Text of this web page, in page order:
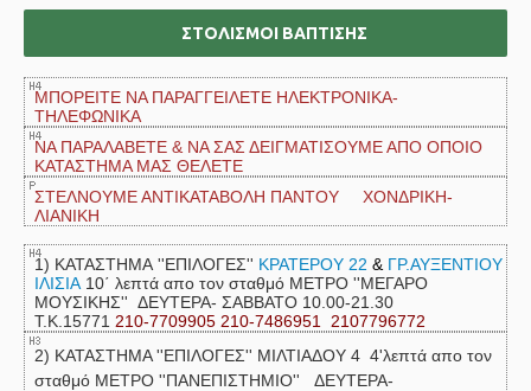
ΣΤΟΛΙΣΜΟΙ ΒΑΠΤΙΣΗΣ
ΜΠΟΡΕΙΤΕ ΝΑ ΠΑΡΑΓΓΕΙΛΕΤΕ ΗΛΕΚΤΡΟΝΙΚΑ-
ΤΗΛΕΦΩΝΙΚΑ
ΝΑ ΠΑΡΑΛΑΒΕΤΕ & ΝΑ ΣΑΣ ΔΕΙΓΜΑΤΙΣΟΥΜΕ ΑΠΟ ΟΠΟΙΟ
ΚΑΤΑΣΤΗΜΑ ΜΑΣ ΘΕΛΕΤΕ
ΣΤΕΛΝΟΥΜΕ ΑΝΤΙΚΑΤΑΒΟΛΗ ΠΑΝΤΟΥ ΧΟΝΔΡΙΚΗ-
ΛΙΑΝΙΚΗ
1) ΚΑΤΑΣΤΗΜΑ ''ΕΠΙΛΟΓΕΣ'' ΚΡΑΤΕΡΟΥ 22 & ΓΡ.ΑΥΞΕΝΤΙΟΥ
ΙΛΙΣΙΑ 10΄ λεπτά απο τον σταθμό ΜΕΤΡΟ ''ΜΕΓΑΡΟ
ΜΟΥΣΙΚΗΣ'' ΔΕΥΤΕΡΑ- ΣΑΒΒΑΤΟ 10.00-21.30
Τ.Κ.15771 210-7709905 210-7486951 2107796772
2) ΚΑΤΑΣΤΗΜΑ ''ΕΠΙΛΟΓΕΣ'' ΜΙΛΤΙΑΔΟΥ 4 4'λεπτά απο τον
σταθμό ΜΕΤΡΟ ''ΠΑΝΕΠΙΣΤΗΜΙΟ'' ΔΕΥΤΕΡΑ-